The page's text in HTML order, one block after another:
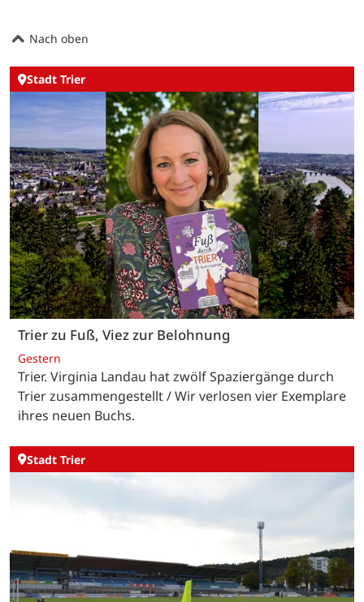
Nach oben
Stadt Trier
Trier zu Fuß, Viez zur Belohnung
Gestern
Trier. Virginia Landau hat zwölf Spaziergänge durch
Trier zusammengestellt / Wir verlosen vier Exemplare
ihres neuen Buchs.
Stadt Trier